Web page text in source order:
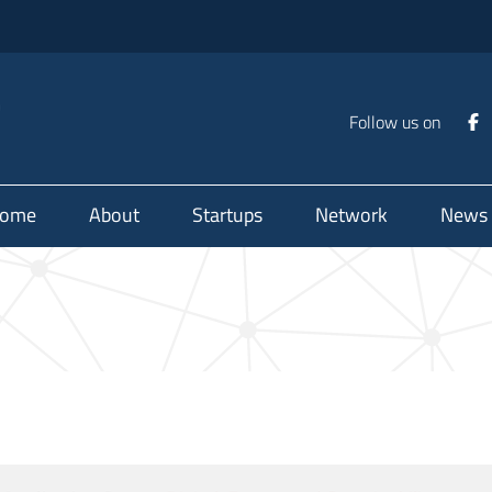
Follow us on
About Startups Network News